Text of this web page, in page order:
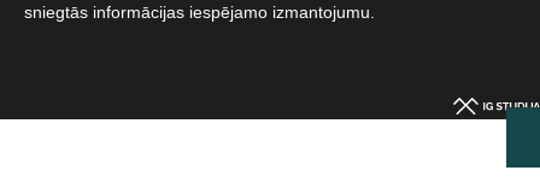
sniegtās informācijas iespējamo izmantojumu.​